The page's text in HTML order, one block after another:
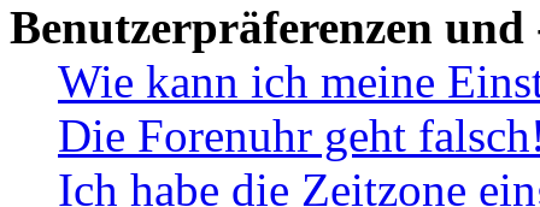
Benutzerpräferenzen und
Wie kann ich meine
Die Forenuhr geht
Ich habe die Zeitzone